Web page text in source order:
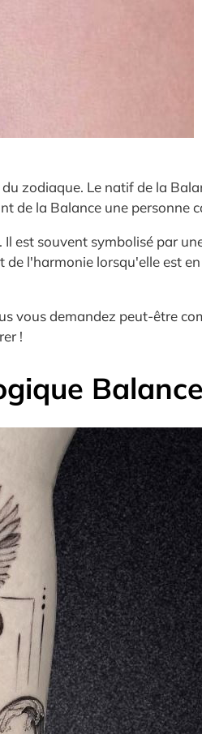
zodiaque. Le natif de la
de la Balance une personne
est souvent symbolisé par
l'harmonie lorsqu'elle est
vous demandez peut-être
!
Balance